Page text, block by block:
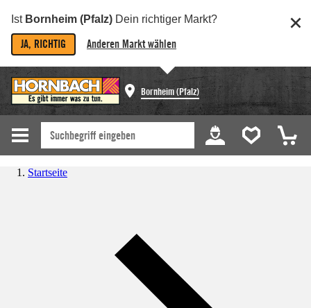
Ist Bornheim (Pfalz) Dein richtiger Markt?
JA, RICHTIG Anderen Markt wählen
Bornheim (Pfalz)
Startseite